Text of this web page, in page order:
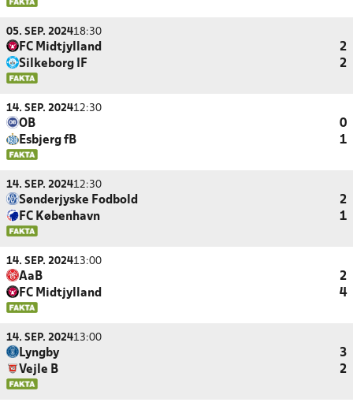
05. SEP. 202418:30
FC Midtjylland
2
Silkeborg IF
2
14. SEP. 202412:30
OB
0
Esbjerg fB
1
14. SEP. 202412:30
Sønderjyske Fodbold
2
FC København
1
14. SEP. 202413:00
AaB
2
FC Midtjylland
4
14. SEP. 202413:00
Lyngby
3
Vejle B
2